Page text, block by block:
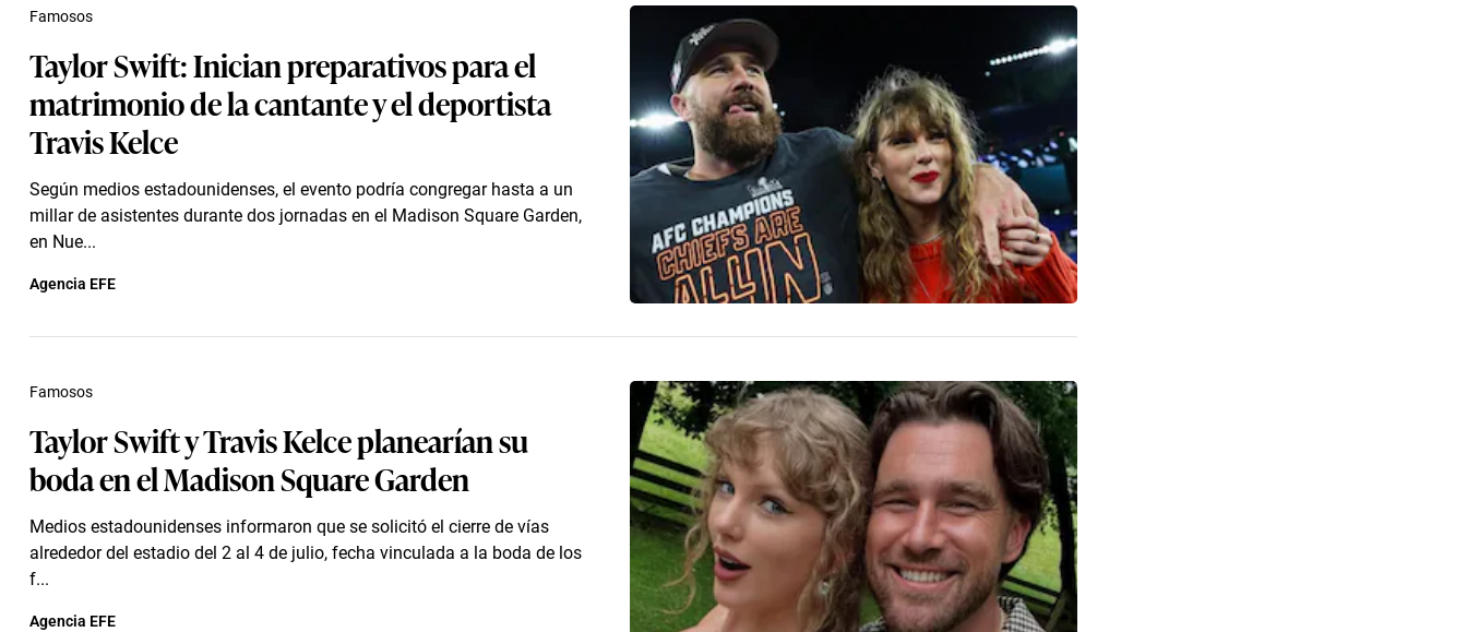
Taylor Swift: Inician preparativos para el
matrimonio de la cantante y el deportista
Travis Kelce
Según medios estadounidenses, el evento podría congregar hasta a un
millar de asistentes durante dos jornadas en el Madison Square Garden,
en Nue...
Famosos
Agencia EFE
Taylor Swift y Travis Kelce planearían su
boda en el Madison Square Garden
Medios estadounidenses informaron que se solicitó el cierre de vías
alrededor del estadio del 2 al 4 de julio, fecha vinculada a la boda de los
f...
Famosos
Agencia EFE